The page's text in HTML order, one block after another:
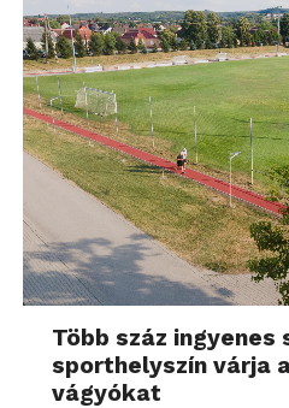
Több száz ingyenes
sporthelyszín várja
vágyókat